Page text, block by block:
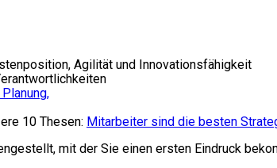
Agilität und Innovationsfähigkeit
10 Thesen: Mitarbeiter sind die besten
mit der Sie einen ersten Eindruck